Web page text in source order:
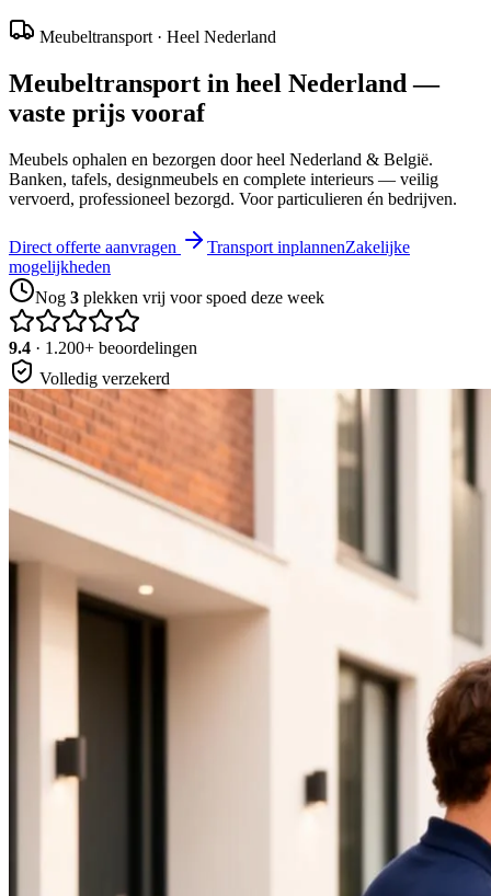
Meubeltransport · Heel Nederland
Meubeltransport in heel Nederland —
vaste prijs vooraf
Meubels ophalen en bezorgen door heel Nederland & België.
Banken, tafels, designmeubels en complete interieurs — veilig
vervoerd, professioneel bezorgd. Voor particulieren én bedrijven.
Direct offerte aanvragen Transport inplannenZakelijke
mogelijkheden
Nog 3 plekken vrij voor spoed deze week
9.4 · 1.200+ beoordelingen
Volledig verzekerd